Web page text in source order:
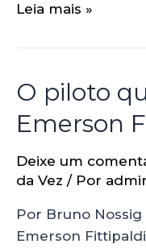
Leia mais »
O piloto
Emerson
Deixe um
da Vez / Por
Por Bruno
Emerson